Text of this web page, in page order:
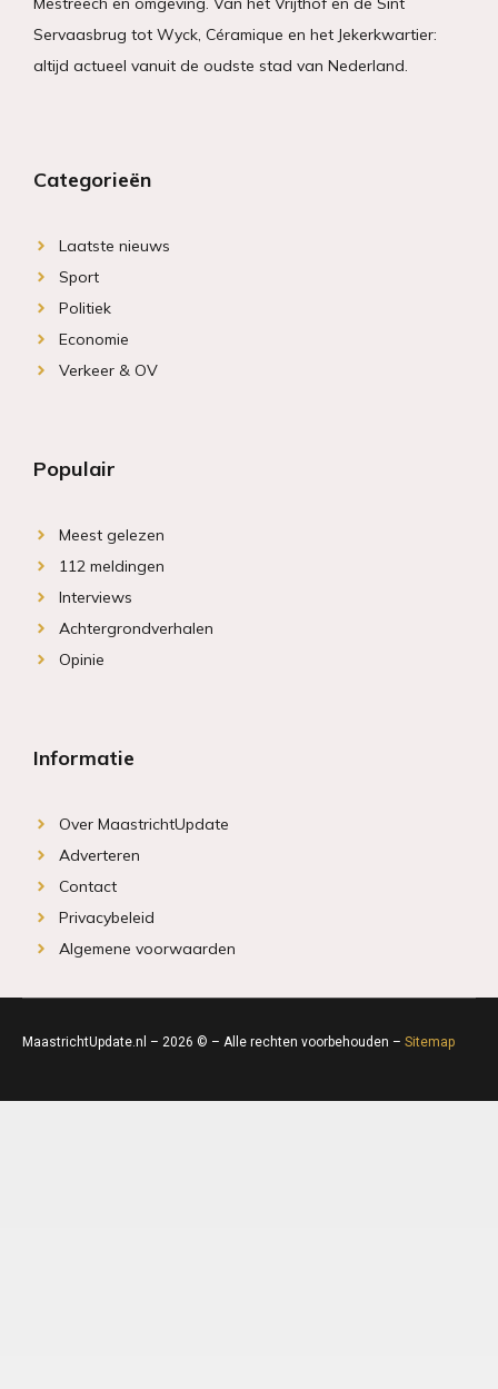
Servaasbrug tot Wyck, Céramique en het Jekerkwartier:
altijd actueel vanuit de oudste stad van Nederland.
Categorieën
Laatste nieuws
Sport
Politiek
Economie
Verkeer & OV
Populair
Meest gelezen
112 meldingen
Interviews
Achtergrondverhalen
Opinie
Informatie
Over MaastrichtUpdate
Adverteren
Contact
Privacybeleid
Algemene voorwaarden
MaastrichtUpdate.nl – 2026 © – Alle rechten voorbehouden – Sitemap